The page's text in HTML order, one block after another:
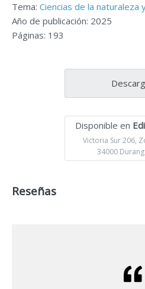
Tema: Ciencias de la naturaleza
Año de publicación: 2025
Páginas: 193
Disponible en
Victoria Sur 206,
34000
Reseñas